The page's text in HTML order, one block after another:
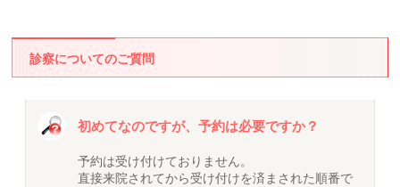
診察についてのご質問
初めてなのですが、予約は必要ですか？
予約は受け付けておりません。
直接来院されてから受け付けを済まされた順番で